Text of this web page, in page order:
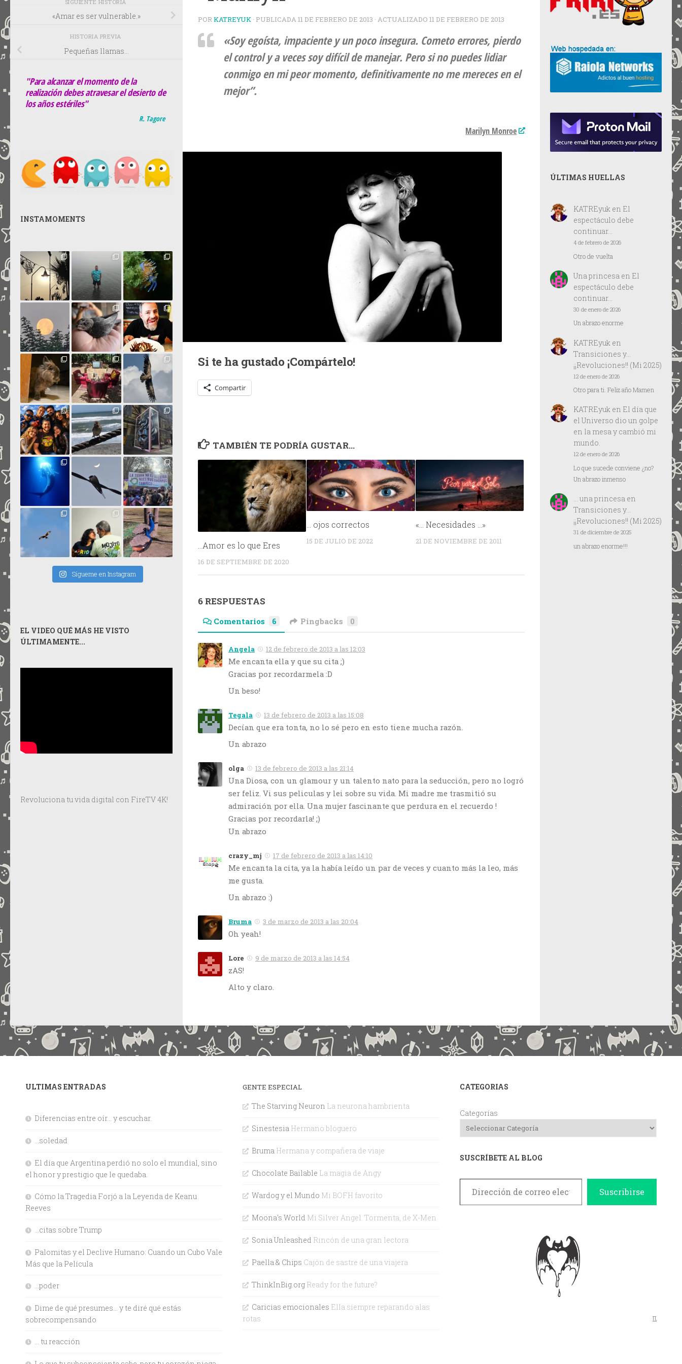
PORKATREYUK · PUBLICADA11 DE FEBRERO DE 2013 · ACTUALIZADO 11 DE FEBRERO DE 2013
«Soy egoísta, impaciente y un poco insegura. Cometo errores, pierdo
el control y a veces soy difícil de manejar. Pero si no puedes lidiar
conmigo en mi peor momento, definitivamente no me mereces en el
mejor”.
Marilyn Monroe
Si te ha gustado ¡Compártelo!
Compartir
TAMBIÉN TE PODRÍA GUSTAR...
…Amor es lo que Eres
16 DE SEPTIEMBRE DE 2020
… ojos correctos
15 DE JULIO DE 2022
«… Necesidades …»
21 DE NOVIEMBRE DE 2011
6 RESPUESTAS
Comentarios 6 Pingbacks 0
Angela 12 de febrero de 2013 a las 12:03
Me encanta ella y que su cita ;)
Gracias por recordarmela :D
Un beso!
Tegala 13 de febrero de 2013 a las 15:08
Decían que era tonta, no lo sé pero en esto tiene mucha razón.
Un abrazo
olga 13 de febrero de 2013 a las 21:14
Una Diosa, con un glamour y un talento nato para la seducción, pero no logró
ser feliz. Vi sus peliculas y lei sobre su vida. Mi madre me trasmitió su
admiración por ella. Una mujer fascinante que perdura en el recuerdo !
Gracias por recordarla! ;)
Un abrazo
crazy_mj 17 de febrero de 2013 a las 14:10
Me encanta la cita, ya la había leído un par de veces y cuanto más la leo, más
me gusta.
Un abrazo :)
Bruma 3 de marzo de 2013 a las 20:04
Oh yeah!
Lore 9 de marzo de 2013 a las 14:54
zAS!
Alto y claro.
SIGUIENTE HISTORIA
«Amar es ser vulnerable.»
HISTORIA PREVIA
Pequeñas llamas…
"Para alcanzar el momento de la
realización debes atravesar el desierto de
los años estériles"
R. Tagore
INSTAMOMENTS
Sígueme en Instagram
EL VIDEO QUÉ MÁS HE VISTO
ÚLTIMAMENTE...
Revoluciona tu vida digital con FireTV 4K!
ÚLTIMAS HUELLAS
KATREyuken El
espectáculo debe
continuar…
4 de febrero de 2026
Otro de vuelta
Una princesaen El
espectáculo debe
continuar…
30 de enero de 2026
Un abrazo enorme
KATREyuk en
Transiciones y…
¡¡Revoluciones!! (Mi 2025)
12 de enero de 2026
Otro para ti. Feliz año Mamen
KATREyuken El día que
el Universo dio un golpe
en la mesa y cambió mi
mundo.
12 de enero de 2026
Lo que sucede conviene ¿no?
Un abrazo inmenso
… una princesaen
Transiciones y…
¡¡Revoluciones!! (Mi 2025)
31 de diciembre de 2025
un abrazo enorme!!!
ULTIMAS ENTRADAS
Diferencias entre oír… y escuchar.
…soledad
El día que Argentina perdió no solo el mundial, sino
el honor y prestigio que le quedaba.
Cómo la Tragedia Forjó a la Leyenda de Keanu
Reeves
…citas sobre Trump
Palomitas y el Declive Humano: Cuando un Cubo Vale
Más que la Película
…poder
Dime de qué presumes… y te diré qué estás
sobrecompensando
… tu reacción
GENTE ESPECIAL
The Starving Neuron La neurona hambrienta
SinestesiaHermano bloguero
BrumaHermana y compañera de viaje
Chocolate Bailable La magia de Angy
Wardog y el Mundo Mi BOFH favorito
Moona's World Mi Silver Angel. Tormenta, de X-Men
Sonia Unleashed Rincón de una gran lectora
Paella & Chips Cajón de sastre de una viajera
ThinkInBig.orgReady for the future?
Caricias emocionales Ella siempre reparando alas
rotas
CATEGORIAS
Categorías
SUSCRÍBETE AL BLOG
Dirección de correo electrónico
Suscribirse
π